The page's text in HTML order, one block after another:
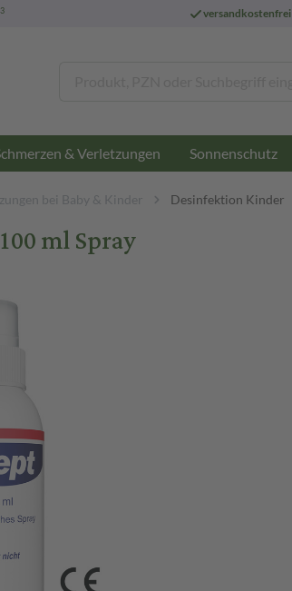
3 versandkostenfrei
& Verletzungen Sonnenschutz
bei Baby & Kinder Desinfektion Kinder
ml Spray